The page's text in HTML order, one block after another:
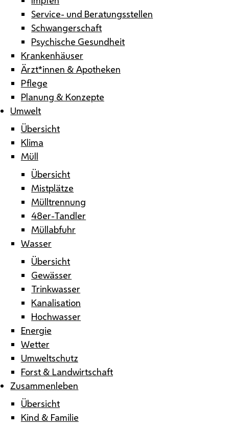
Service- und Beratungsstellen
Schwangerschaft
Psychische Gesundheit
Krankenhäuser
Ärzt*innen & Apotheken
Pflege
Planung & Konzepte
Umwelt
Übersicht
Klima
Müll
Übersicht
Mistplätze
Mülltrennung
48er-Tandler
Müllabfuhr
Wasser
Übersicht
Gewässer
Trinkwasser
Kanalisation
Hochwasser
Energie
Wetter
Umweltschutz
Forst & Landwirtschaft
Zusammenleben
Übersicht
Kind & Familie